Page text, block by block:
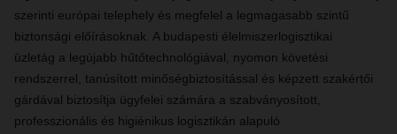
szerinti európai telephely és megfelel a legmagasabb szintű
biztonsági előírásoknak. A budapesti élelmiszerlogisztikai
üzletág a legújabb hűtőtechnológiával, nyomon követési
rendszerrel, tanúsított minőségbiztosítással és képzett szakértői
gárdával biztosítja ügyfelei számára a szabványosított,
professzionális és higiénikus logisztikán alapuló